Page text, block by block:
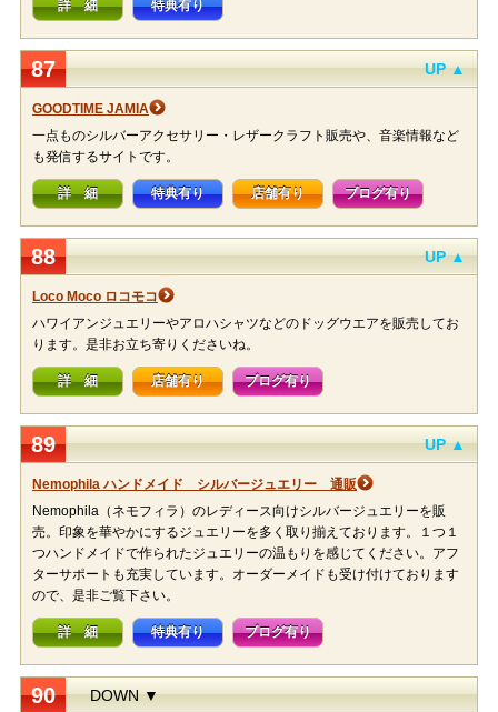
詳 細 特典有り
87 UP ▲
GOODTIME JAMIA
一点ものシルバーアクセサリー・レザークラフト販売や、音楽情報など
も発信するサイトです。
詳 細 特典有り 店舗有り ブログ有り
88 UP ▲
Loco Moco ロコモコ
ハワイアンジュエリーやアロハシャツなどのドッグウエアを販売してお
ります。是非お立ち寄りくださいね。
詳 細 店舗有り ブログ有り
89 UP ▲
Nemophila ハンドメイド シルバージュエリー 通販
Nemophila（ネモフィラ）のレディース向けシルバージュエリーを販
売。印象を華やかにするジュエリーを多く取り揃えております。１つ１
つハンドメイドで作られたジュエリーの温もりを感じてください。アフ
ターサポートも充実しています。オーダーメイドも受け付けております
ので、是非ご覧下さい。
詳 細 特典有り ブログ有り
90 DOWN ▼